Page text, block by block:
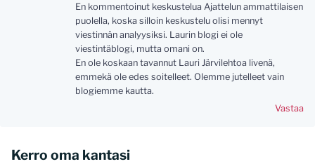
En kommentoinut keskustelua Ajattelun ammattilaisen
puolella, koska silloin keskustelu olisi mennyt
viestinnän analyysiksi. Laurin blogi ei ole
viestintäblogi, mutta omani on.
En ole koskaan tavannut Lauri Järvilehtoa livenä,
emmekä ole edes soitelleet. Olemme jutelleet vain
blogiemme kautta.
Vastaa
Kerro oma kantasi